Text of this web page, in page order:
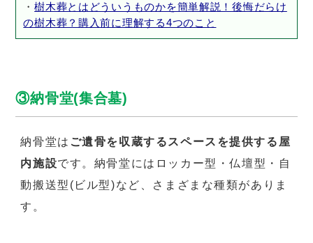
・樹木葬とはどういうものかを簡単解説！後悔だらけ
の樹木葬？購入前に理解する4つのこと
③納骨堂(集合墓)
納骨堂は ご遺骨を収蔵するスペースを提供する屋
内施設です。納骨堂にはロッカー型・仏壇型・自
動搬送型(ビル型)など、さまざまな種類がありま
す。